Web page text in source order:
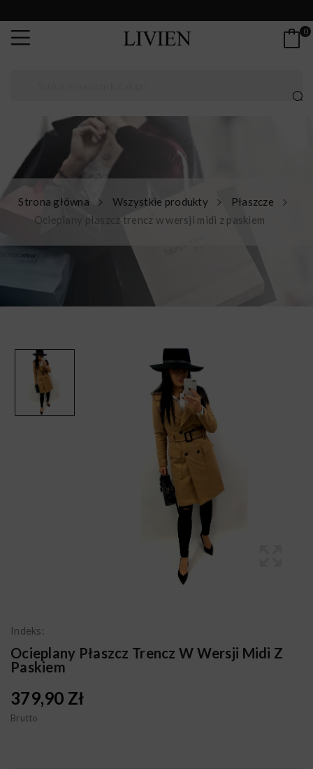
0
Strona główna Wszystkie produkty
Płaszcze
Ocieplany płaszcz trencz w wersji midi z paskiem
Indeks:
Ocieplany Płaszcz Trencz W Wersji Midi Z
Paskiem
379,90 Zł
Brutto